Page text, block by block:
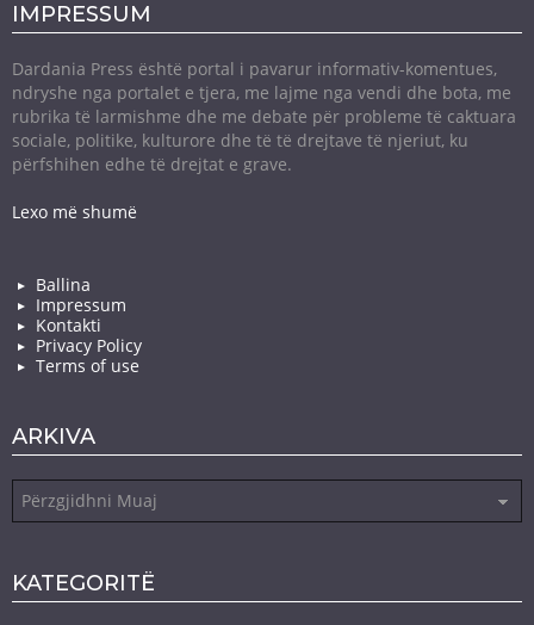
IMPRESSUM
Dardania Press është portal i pavarur informativ-komentues,
ndryshe nga portalet e tjera, me lajme nga vendi dhe bota, me
rubrika të larmishme dhe me debate për probleme të caktuara
sociale, politike, kulturore dhe të të drejtave të njeriut, ku
përfshihen edhe të drejtat e grave.
Lexo më shumë
Ballina
Impressum
Kontakti
Privacy Policy
Terms of use
ARKIVA
KATEGORITË